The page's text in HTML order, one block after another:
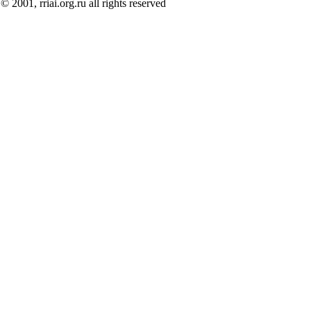
© 2001, rriai.org.ru all rights reserved